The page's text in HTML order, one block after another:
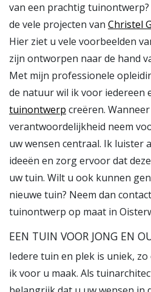
van een prachtig
de vele projecten van Christel
Hier ziet u vele voorbeelden
zijn ontworpen naar de hand
Met mijn professionele
de natuur wil ik voor iedereen
tuinontwerp creëren.
verantwoordelijkheid neem
uw wensen centraal. Ik luister
ideeën en zorg ervoor dat
uw tuin. Wilt u ook kunnen
nieuwe tuin? Neem dan
tuinontwerp op maat in
EEN TUIN VOOR JONG EN
Iedere tuin en plek is uniek,
ik voor u maak. Als